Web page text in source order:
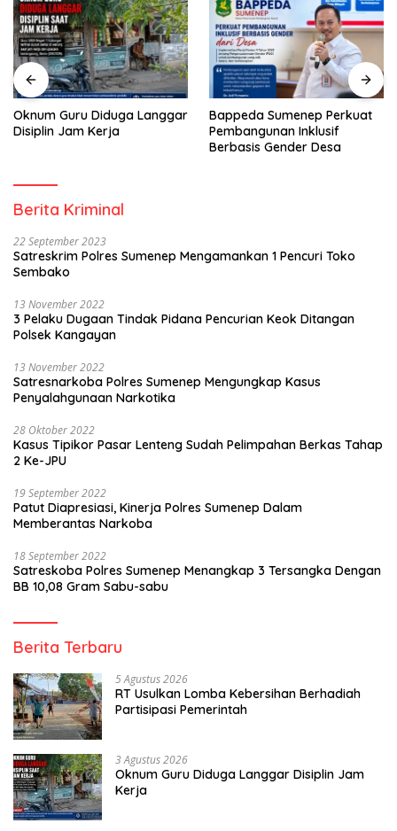
Oknum Guru Diduga Langgar
Disiplin Jam Kerja
Bappeda Sumenep Perkuat
Pembangunan Inklusif
Berbasis Gender Desa
Berita Kriminal
22 September 2023
Satreskrim Polres Sumenep Mengamankan 1 Pencuri Toko
Sembako
13 November 2022
3 Pelaku Dugaan Tindak Pidana Pencurian Keok Ditangan
Polsek Kangayan
13 November 2022
Satresnarkoba Polres Sumenep Mengungkap Kasus
Penyalahgunaan Narkotika
28 Oktober 2022
Kasus Tipikor Pasar Lenteng Sudah Pelimpahan Berkas Tahap
2 Ke-JPU
19 September 2022
Patut Diapresiasi, Kinerja Polres Sumenep Dalam
Memberantas Narkoba
18 September 2022
Satreskoba Polres Sumenep Menangkap 3 Tersangka Dengan
BB 10,08 Gram Sabu-sabu
Berita Terbaru
5 Agustus 2026
RT Usulkan Lomba Kebersihan Berhadiah
Partisipasi Pemerintah
3 Agustus 2026
Oknum Guru Diduga Langgar Disiplin Jam
Kerja